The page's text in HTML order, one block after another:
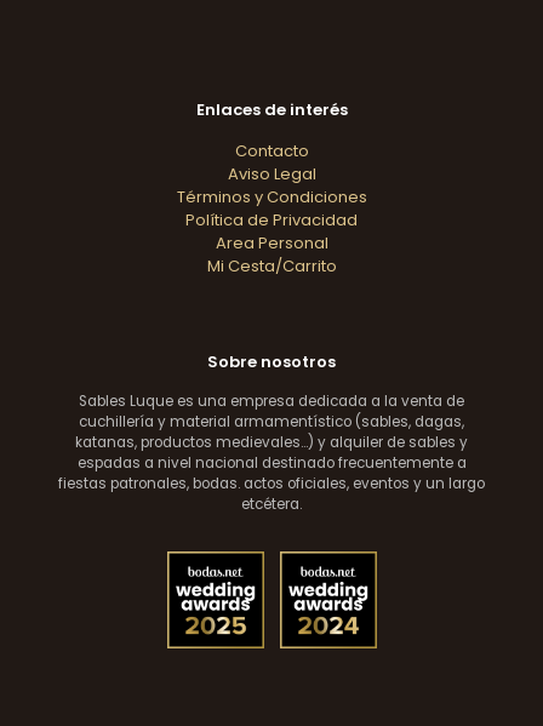
Enlaces de interés
Contacto
Aviso Legal
Términos y Condiciones
Política de Privacidad
Area Personal
Mi Cesta/Carrito
Sobre nosotros
Sables Luque es una empresa dedicada a la venta de
cuchillería y material armamentístico (sables, dagas,
katanas, productos medievales...) y alquiler de sables y
espadas a nivel nacional destinado frecuentemente a
fiestas patronales, bodas. actos oficiales, eventos y un largo
etcétera.